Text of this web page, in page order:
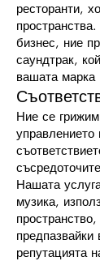
ресторанти,
бизнес, ние
саундтрак,
вашата марка
Ние се
управлението
Нашата
музика,
предпазвайки
репутацията